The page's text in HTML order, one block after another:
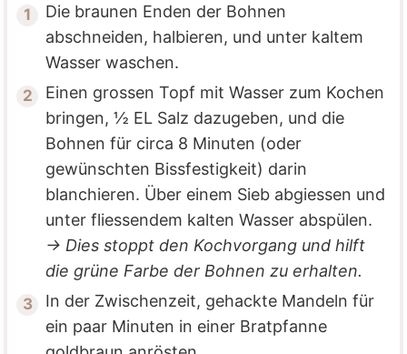
Die braunen Enden der Bohnen
abschneiden, halbieren, und unter kaltem
Wasser waschen.
Einen grossen Topf mit Wasser zum Kochen
bringen, ½ EL Salz dazugeben, und die
Bohnen für circa 8 Minuten (oder
gewünschten Bissfestigkeit) darin
blanchieren. Über einem Sieb abgiessen und
unter fliessendem kalten Wasser abspülen.
→ Dies stoppt den Kochvorgang und hilft
die grüne Farbe der Bohnen zu erhalten.
In der Zwischenzeit, gehackte Mandeln für
ein paar Minuten in einer Bratpfanne